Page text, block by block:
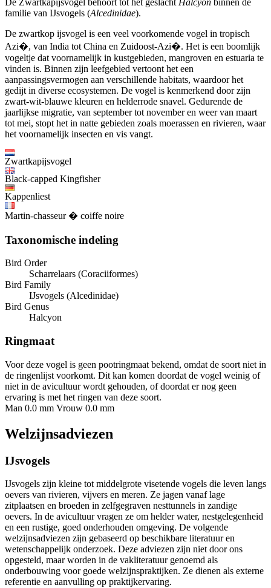
De Zwartkapijsvogel behoort tot het geslacht Halcyon binnen de
familie van IJsvogels (Alcedinidae).
De zwartkop ijsvogel is een veel voorkomende vogel in tropisch
Azi�, van India tot China en Zuidoost-Azi�. Het is een boomlijk
vogeltje dat voornamelijk in kustgebieden, mangroven en estuaria te
vinden is. Binnen zijn leefgebied vertoont het een
aanpassingsvermogen aan verschillende habitats, waardoor het
gedijt in diverse ecosystemen. De vogel is kenmerkend door zijn
zwart-wit-blauwe kleuren en helderrode snavel. Gedurende de
jaarlijkse migratie, van september tot november en weer van maart
tot mei, stopt het in natte gebieden zoals moerassen en rivieren, waar
het voornamelijk insecten en vis vangt.
Zwartkapijsvogel
Black-capped Kingfisher
Kappenliest
Martin-chasseur � coiffe noire
Taxonomische indeling
Bird Order
Scharrelaars (Coraciiformes)
Bird Family
IJsvogels (Alcedinidae)
Bird Genus
Halcyon
Ringmaat
Voor deze vogel is geen pootringmaat bekend, omdat de soort niet in
de ringenlijst voorkomt. Dit kan komen doordat de vogel weinig of
niet in de avicultuur wordt gehouden, of doordat er nog geen
ervaring is met het ringen van deze soort.
Man 0.0 mm Vrouw 0.0 mm
Welzijnsadviezen
IJsvogels
IJsvogels zijn kleine tot middelgrote visetende vogels die leven langs
oevers van rivieren, vijvers en meren. Ze jagen vanaf lage
zitplaatsen en broeden in zelfgegraven nesttunnels in zandige
oevers. In de avicultuur vragen ze om helder water, nestgelegenheid
en een rustige, goed onderhouden omgeving. De volgende
welzijnsadviezen zijn gebaseerd op beschikbare literatuur en
wetenschappelijk onderzoek. Deze adviezen zijn niet door ons
opgesteld, maar worden in de vakliteratuur genoemd als
onderbouwing voor goede welzijnspraktijken. Ze dienen als externe
referentie en aanvulling op praktijkervaring.